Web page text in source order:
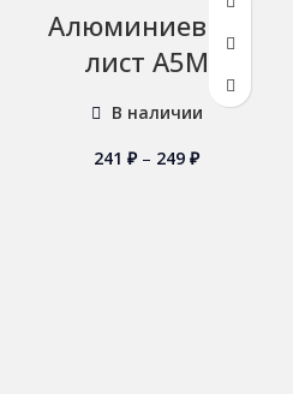
Алюминиевый
лист А5М
В наличии
241 ₽ – 249 ₽